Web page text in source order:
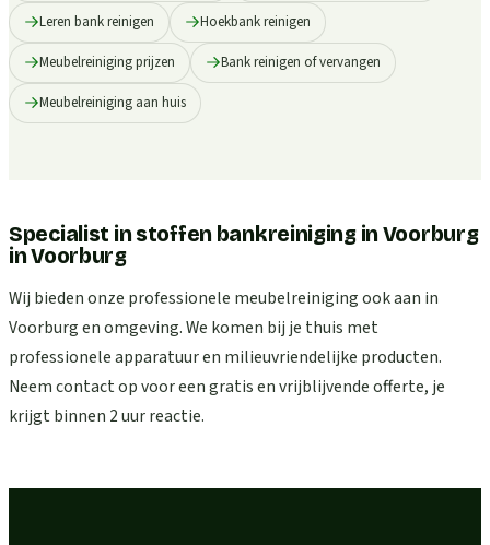
Leren bank reinigen Hoekbank reinigen
Meubelreiniging prijzen Bank reinigen of vervangen
Meubelreiniging aan huis
Specialist in stoffen bankreiniging in Voorburg
inVoorburg
Wij bieden onze professionele meubelreiniging ook aan in
Voorburg en omgeving. We komen bij je thuis met
professionele apparatuur en milieuvriendelijke producten.
Neem contact op voor een gratis en vrijblijvende offerte, je
krijgt binnen 2 uur reactie.